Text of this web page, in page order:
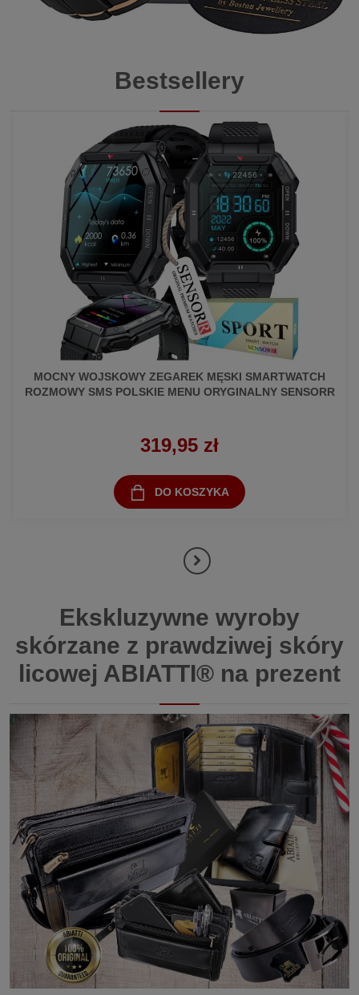
Bestsellery
MOCNY WOJSKOWY ZEGAREK MĘSKI SMARTWATCH
ROZMOWY SMS POLSKIE MENU ORYGINALNY SENSORR
319,95 zł
DO KOSZYKA
Ekskluzywne wyroby
skórzane z prawdziwej skóry
licowej ABIATTI® na prezent